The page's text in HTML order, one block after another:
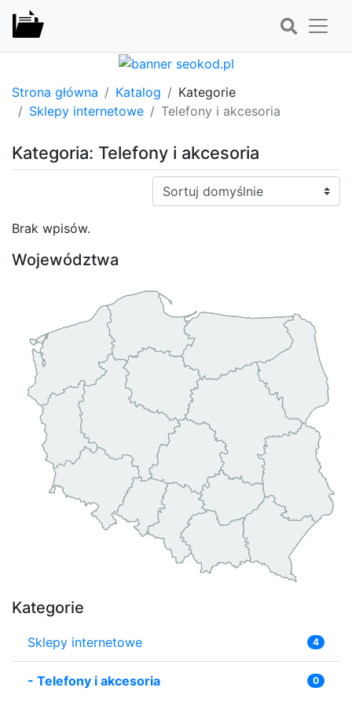
Strona główna Katalog
Kategorie
Sklepy internetowe
Telefony i akcesoria
Kategoria: Telefony i akcesoria
Sortuj:
Brak wpisów.
Województwa
Kategorie
Sklepy internetowe 4
- Telefony i akcesoria 0